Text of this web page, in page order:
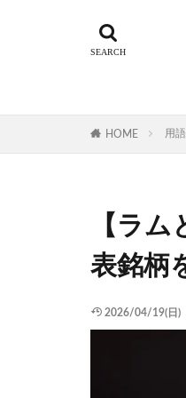
HOME 用
【ラ
表銘柄
2026/04/19(日)